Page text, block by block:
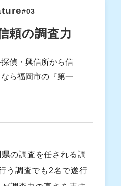
#03
頼の調査力
県の調査を任される調
う調査でも2名で遂行